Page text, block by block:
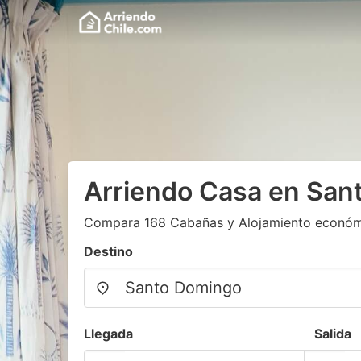
Arriendo Casa en
Compara 168 Cabañas y Alojamiento
Destino
Llegada Salida